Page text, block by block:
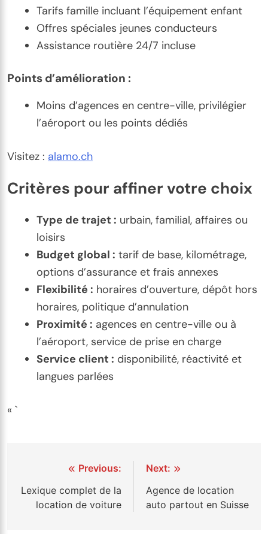
Tarifs famille incluant l’équipement enfant
Offres spéciales jeunes conducteurs
Assistance routière 24/7 incluse
Points d’amélioration :
Moins d’agences en centre-ville, privilégier
l’aéroport ou les points dédiés
Visitez : alamo.ch
Critères pour affiner votre choix
Type de trajet : urbain, familial, affaires ou
loisirs
Budget global : tarif de base, kilométrage,
options d’assurance et frais annexes
Flexibilité : horaires d’ouverture, dépôt hors
horaires, politique d’annulation
Proximité : agences en centre-ville ou à
l’aéroport, service de prise en charge
Service client : disponibilité, réactivité et
langues parlées
« `
Navigation
de
l’article
Previous:
Lexique complet de la
location de voiture
Next:
Agence de location
auto partout en Suisse